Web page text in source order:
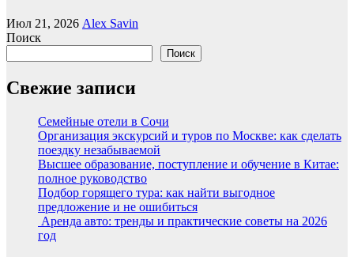
Июл 21, 2026 Alex Savin
Поиск
Поиск
Свежие записи
Семейные отели в Сочи
Организация экскурсий и туров по Москве: как сделать
поездку незабываемой
Высшее образование, поступление и обучение в Китае:
полное руководство
Подбор горящего тура: как найти выгодное
предложение и не ошибиться
Аренда авто: тренды и практические советы на 2026
год